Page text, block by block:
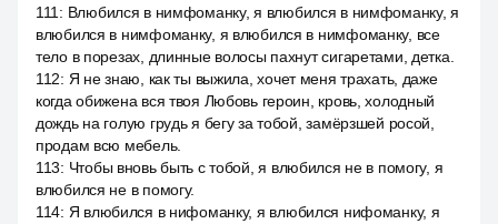
111 : Влюбился в нимфоманку, я влюбился в нимфоманку, я
влюбился в нимфоманку, я влюбился в нимфоманку, все
тело в порезах, длинные волосы пахнут сигаретами, детка.
112: Я не знаю, как ты выжила, хочет меня трахать, даже
когда обижена вся твоя Любовь героин, кровь, холодный
дождь на голую грудь я бегу за тобой, замёрзшей росой,
продам всю мебель.
113: Чтобы вновь быть с тобой, я влюбился не в помогу, я
влюбился не в помогу.
114: Я влюбился в нифоманку, я влюбился нифоманку, я